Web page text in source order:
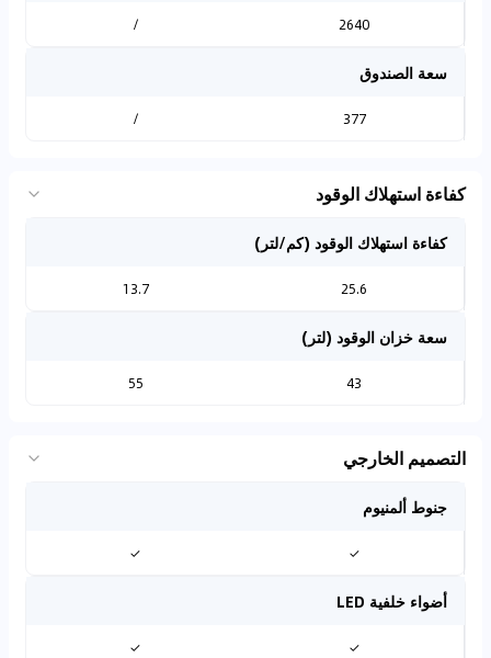
2640
/
سعة الصندوق
377
/
كفاءة استهلاك الوقود
كفاءة استهلاك الوقود (كم/لتر)
25.6
13.7
سعة خزان الوقود (لتر)
43
55
التصميم الخارجي
جنوط ألمنيوم
✓
✓
أضواء خلفية LED
✓
✓